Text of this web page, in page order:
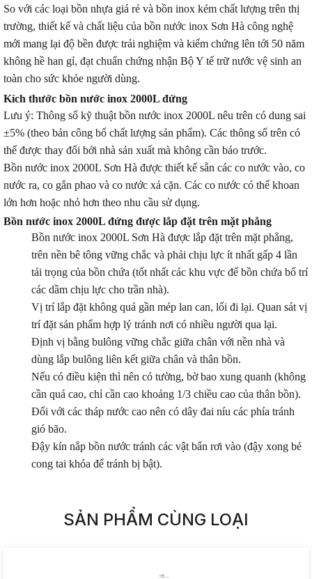
So với các loại bồn nhựa giá rẻ và bồn inox kém chất lượng trên thị
trường, thiết kế và chất liệu của bồn nước inox Sơn Hà công nghệ
mới mang lại độ bền được trải nghiệm và kiểm chứng lên tới 50 năm
không hề han gỉ, đạt chuẩn chứng nhận Bộ Y tế trữ nước vệ sinh an
toàn cho sức khỏe người dùng.
Kích thước bồn nước inox 2000L đứng
Lưu ý: Thông số kỹ thuật bồn nước inox 2000L nêu trên có dung sai
±5% (theo bản công bố chất lượng sản phẩm). Các thông số trên có
thể được thay đổi bởi nhà sản xuất mà không cần báo trước.
Bồn nước inox 2000L Sơn Hà được thiết kế sẵn các co nước vào, co
nước ra, co gắn phao và co nước xả cặn. Các co nước có thể khoan
lớn hơn hoặc nhỏ hơn theo nhu cầu sử dụng.
Bồn nước inox 2000L đứng được lắp đặt trên mặt phẳng
Bồn nước inox 2000L Sơn Hà được lắp đặt trên mặt phẳng,
trên nền bê tông vững chắc và phải chịu lực ít nhất gấp 4 lần
tải trọng của bồn chứa (tốt nhất các khu vực để bồn chứa bố trí
các dầm chịu lực cho trần nhà).
Vị trí lắp đặt không quá gần mép lan can, lối đi lại. Quan sát vị
trí đặt sản phẩm hợp lý tránh nơi có nhiều người qua lại.
Định vị bằng bulông vững chắc giữa chân với nền nhà và
dùng lắp bulông liên kết giữa chân và thân bồn.
Nếu có điều kiện thì nên có tường, bờ bao xung quanh (không
cần quá cao, chỉ cần cao khoảng 1/3 chiều cao của thân bồn).
Đối với các tháp nước cao nên có dây đai níu các phía tránh
gió bão.
Đậy kín nắp bồn nước tránh các vật bẩn rơi vào (đậy xong bẻ
cong tai khóa để tránh bị bật).
SẢN PHẨM CÙNG LOẠI